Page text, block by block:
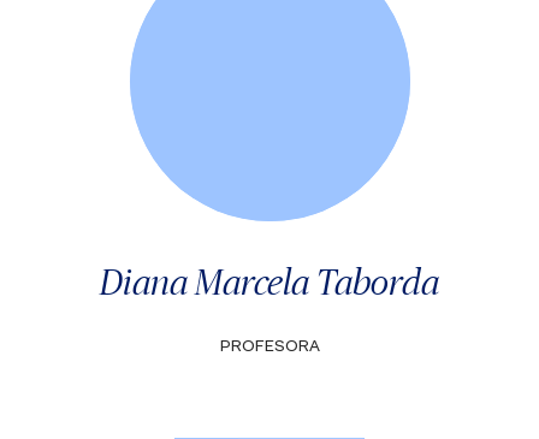
Diana Marcela Taborda
PROFESORA